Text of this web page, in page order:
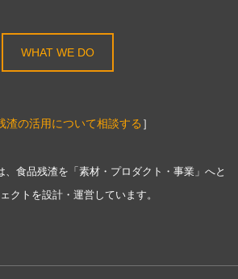
WHAT WE DO
渣の活用について相談する ］
、食品残渣を「素材・プロダクト・事業」へと
クトを設計・運営しています。